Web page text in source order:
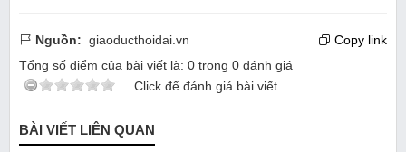
Nguồn: giaoducthoidai.vn
Copy link
Tổng số điểm của bài viết là: 0 trong 0 đánh giá
Click để đánh giá bài viết
BÀI VIẾT LIÊN QUAN